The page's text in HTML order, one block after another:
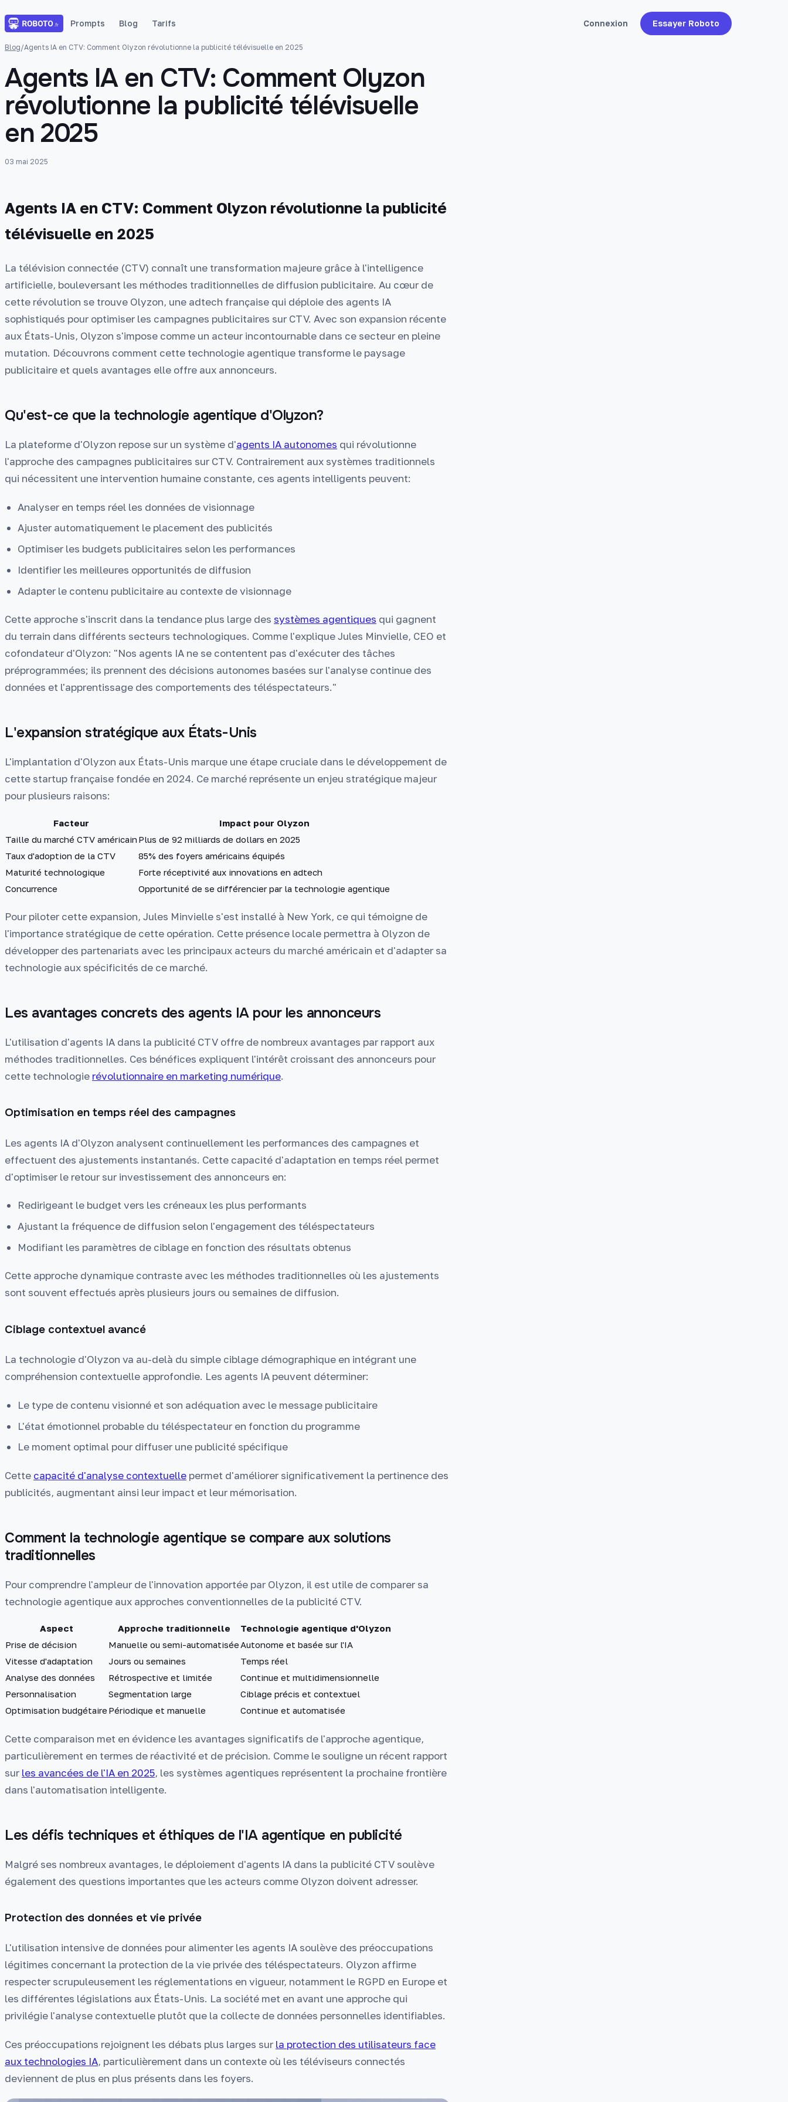
Prompts Blog Tarifs Connexion Essayer Roboto
Blog/Agents IA en CTV: Comment Olyzon révolutionne la publicité télévisuelle en 2025
Agents IA en CTV: Comment Olyzon
révolutionne la publicité télévisuelle
en 2025
03 mai 2025
Agents IA en CTV: Comment Olyzon révolutionne la publicité
télévisuelle en 2025
La télévision connectée (CTV) connaît une transformation majeure grâce à l'intelligence
artificielle, bouleversant les méthodes traditionnelles de diffusion publicitaire. Au cœur de
cette révolution se trouve Olyzon, une adtech française qui déploie des agents IA
sophistiqués pour optimiser les campagnes publicitaires sur CTV. Avec son expansion récente
aux États-Unis, Olyzon s'impose comme un acteur incontournable dans ce secteur en pleine
mutation. Découvrons comment cette technologie agentique transforme le paysage
publicitaire et quels avantages elle offre aux annonceurs.
Qu'est-ce que la technologie agentique d'Olyzon?
La plateforme d'Olyzon repose sur un système d'agents IA autonomes qui révolutionne
l'approche des campagnes publicitaires sur CTV. Contrairement aux systèmes traditionnels
qui nécessitent une intervention humaine constante, ces agents intelligents peuvent:
Analyser en temps réel les données de visionnage
Ajuster automatiquement le placement des publicités
Optimiser les budgets publicitaires selon les performances
Identifier les meilleures opportunités de diffusion
Adapter le contenu publicitaire au contexte de visionnage
Cette approche s'inscrit dans la tendance plus large des systèmes agentiques qui gagnent
du terrain dans différents secteurs technologiques. Comme l'explique Jules Minvielle, CEO et
cofondateur d'Olyzon: "Nos agents IA ne se contentent pas d'exécuter des tâches
préprogrammées; ils prennent des décisions autonomes basées sur l'analyse continue des
données et l'apprentissage des comportements des téléspectateurs."
L'expansion stratégique aux États-Unis
L'implantation d'Olyzon aux États-Unis marque une étape cruciale dans le développement de
cette startup française fondée en 2024. Ce marché représente un enjeu stratégique majeur
pour plusieurs raisons:
Facteur
Impact pour Olyzon
Taille du marché CTV américain Plus de 92 milliards de dollars en 2025
Taux d'adoption de la CTV
85% des foyers américains équipés
Maturité technologique
Forte réceptivité aux innovations en adtech
Concurrence
Opportunité de se différencier par la technologie agentique
Pour piloter cette expansion, Jules Minvielle s'est installé à New York, ce qui témoigne de
l'importance stratégique de cette opération. Cette présence locale permettra à Olyzon de
développer des partenariats avec les principaux acteurs du marché américain et d'adapter sa
technologie aux spécificités de ce marché.
Les avantages concrets des agents IA pour les annonceurs
L'utilisation d'agents IA dans la publicité CTV offre de nombreux avantages par rapport aux
méthodes traditionnelles. Ces bénéfices expliquent l'intérêt croissant des annonceurs pour
cette technologie révolutionnaire en marketing numérique.
Optimisation en temps réel des campagnes
Les agents IA d'Olyzon analysent continuellement les performances des campagnes et
effectuent des ajustements instantanés. Cette capacité d'adaptation en temps réel permet
d'optimiser le retour sur investissement des annonceurs en:
Redirigeant le budget vers les créneaux les plus performants
Ajustant la fréquence de diffusion selon l'engagement des téléspectateurs
Modifiant les paramètres de ciblage en fonction des résultats obtenus
Cette approche dynamique contraste avec les méthodes traditionnelles où les ajustements
sont souvent effectués après plusieurs jours ou semaines de diffusion.
Ciblage contextuel avancé
La technologie d'Olyzon va au-delà du simple ciblage démographique en intégrant une
compréhension contextuelle approfondie. Les agents IA peuvent déterminer:
Le type de contenu visionné et son adéquation avec le message publicitaire
L'état émotionnel probable du téléspectateur en fonction du programme
Le moment optimal pour diffuser une publicité spécifique
Cette capacité d'analyse contextuelle permet d'améliorer significativement la pertinence des
publicités, augmentant ainsi leur impact et leur mémorisation.
Comment la technologie agentique se compare aux solutions
traditionnelles
Pour comprendre l'ampleur de l'innovation apportée par Olyzon, il est utile de comparer sa
technologie agentique aux approches conventionnelles de la publicité CTV.
Aspect Approche traditionnelle
Technologie agentique d'Olyzon
Prise de décision
Manuelle ou semi-automatiséeAutonome et basée sur l'IA
Vitesse d'adaptation
Jours ou semaines
Temps réel
Analyse des données
Rétrospective et limitée
Continue et multidimensionnelle
Personnalisation
Segmentation large
Ciblage précis et contextuel
Optimisation budgétaire Périodique et manuelle Continue et automatisée
Cette comparaison met en évidence les avantages significatifs de l'approche agentique,
particulièrement en termes de réactivité et de précision. Comme le souligne un récent rapport
sur les avancées de l'IA en 2025, les systèmes agentiques représentent la prochaine frontière
dans l'automatisation intelligente.
Les défis techniques et éthiques de l'IA agentique en publicité
Malgré ses nombreux avantages, le déploiement d'agents IA dans la publicité CTV soulève
également des questions importantes que les acteurs comme Olyzon doivent adresser.
Protection des données et vie privée
L'utilisation intensive de données pour alimenter les agents IA soulève des préoccupations
légitimes concernant la protection de la vie privée des téléspectateurs. Olyzon affirme
respecter scrupuleusement les réglementations en vigueur, notamment le RGPD en Europe et
les différentes législations aux États-Unis. La société met en avant une approche qui
privilégie l'analyse contextuelle plutôt que la collecte de données personnelles identifiables.
Ces préoccupations rejoignent les débats plus larges sur la protection des utilisateurs face
aux technologies IA, particulièrement dans un contexte où les téléviseurs connectés
deviennent de plus en plus présents dans les foyers.